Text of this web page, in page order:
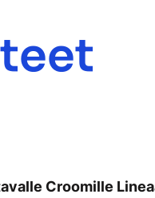
Croomille